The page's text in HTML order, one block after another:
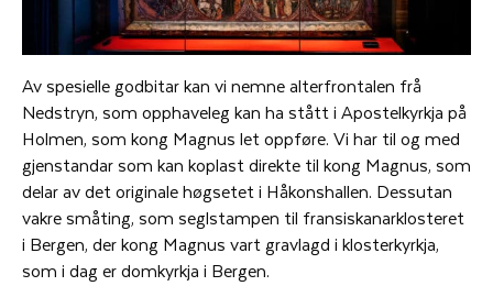
Av spesielle godbitar kan vi nemne alterfrontalen frå
Nedstryn, som opphaveleg kan ha stått i Apostelkyrkja på
Holmen, som kong Magnus let oppføre. Vi har til og med
gjenstandar som kan koplast direkte til kong Magnus, som
delar av det originale høgsetet i Håkonshallen. Dessutan
vakre småting, som seglstampen til fransiskanarklosteret
i Bergen, der kong Magnus vart gravlagd i klosterkyrkja,
som i dag er domkyrkja i Bergen.